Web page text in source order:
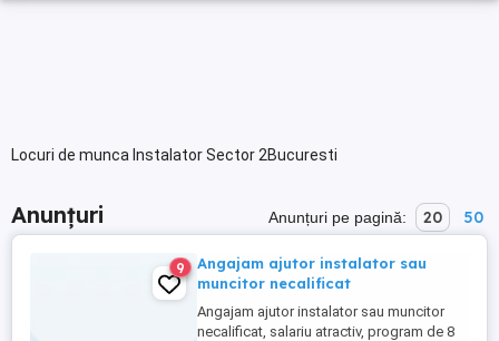
Locuri de munca Instalator Sector 2Bucuresti
Anunțuri Anunțuri pe pagină: 20 50
9
Angajam ajutor instalator sau
muncitor necalificat
Angajam ajutor instalator sau muncitor
necalificat, salariu atractiv, program de 8